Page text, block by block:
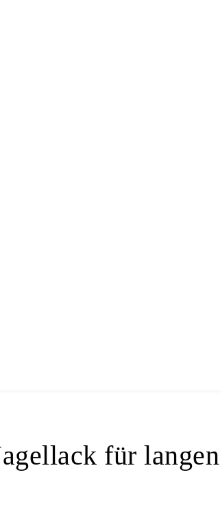
für langen